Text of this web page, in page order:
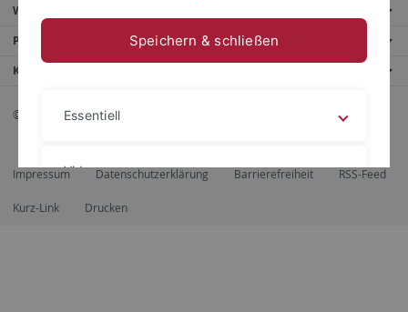
Weitere Angebote
Portale
Kontaktinfo
© 2026 Eberhard Karls Universität Tübingen, Tübingen
Impressum Datenschutzerklärung Barrierefreiheit RSS-Feed
Kurz-Link Drucken
Speichern & schließen
Essentiell
Videos